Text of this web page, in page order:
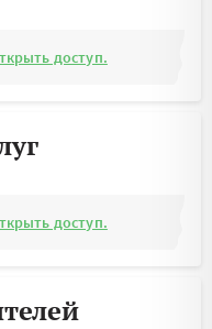
доступ.
доступ.